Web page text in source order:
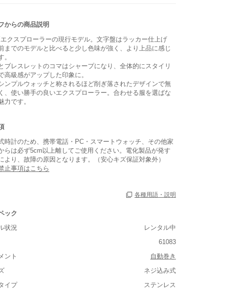
からの商品説明
クスプローラーの現行モデル。文字盤はラッカー仕上げ
までのモデルと比べると少し色味が強く、より上品に感じ
。
ブレスレットのコマはシャープになり、全体的にスタイリ
高級感がアップした印象に。
ンプルウォッチと称されるほど削ぎ落されたデザインで無
、使い勝手の良いエクスプローラー。合わせる服を選ばな
力です。
時計のため、携帯電話・PC・スマートウォッチ、その他家
らは必ず5cm以上離してご使用ください。電化製品が発す
より、故障の原因となります。（安心キズ保証対象外）
止事項はこちら
各種用語・説明
ック
状況
レンタル中
61083
ント
自動巻き
ネジ込み式
イプ
ステンレス
書
あり
あり
(ベルト込み)